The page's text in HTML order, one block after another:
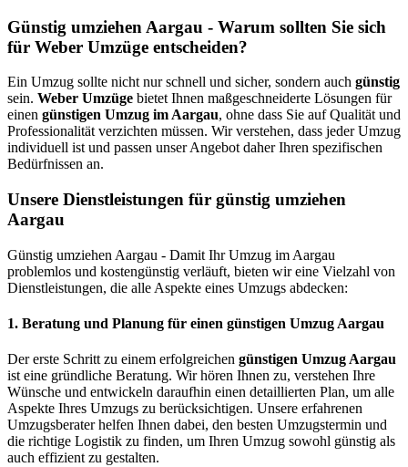
Günstig umziehen Aargau - Warum sollten Sie sich
für Weber Umzüge entscheiden?
Ein Umzug sollte nicht nur schnell und sicher, sondern auch günstig
sein. Weber Umzüge bietet Ihnen maßgeschneiderte Lösungen für
einen günstigen Umzug im Aargau, ohne dass Sie auf Qualität und
Professionalität verzichten müssen. Wir verstehen, dass jeder Umzug
individuell ist und passen unser Angebot daher Ihren spezifischen
Bedürfnissen an.
Unsere Dienstleistungen für günstig umziehen
Aargau
Günstig umziehen Aargau - Damit Ihr Umzug im Aargau
problemlos und kostengünstig verläuft, bieten wir eine Vielzahl von
Dienstleistungen, die alle Aspekte eines Umzugs abdecken:
1. Beratung und Planung für einen günstigen Umzug Aargau
Der erste Schritt zu einem erfolgreichen günstigen Umzug Aargau
ist eine gründliche Beratung. Wir hören Ihnen zu, verstehen Ihre
Wünsche und entwickeln daraufhin einen detaillierten Plan, um alle
Aspekte Ihres Umzugs zu berücksichtigen. Unsere erfahrenen
Umzugsberater helfen Ihnen dabei, den besten Umzugstermin und
die richtige Logistik zu finden, um Ihren Umzug sowohl günstig als
auch effizient zu gestalten.